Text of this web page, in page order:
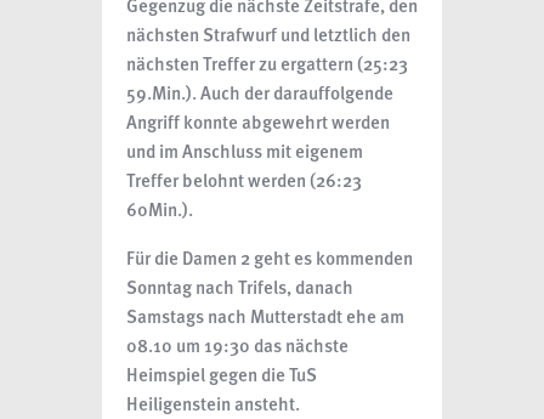
nächsten Strafwurf und letztlich den
nächsten Treffer zu ergattern (25:23
59.Min.). Auch der darauffolgende
Angriff konnte abgewehrt werden
und im Anschluss mit eigenem
Treffer belohnt werden (26:23
60Min.).
Für die Damen 2 geht es kommenden
Sonntag nach Trifels, danach
Samstags nach Mutterstadt ehe am
08.10 um 19:30 das nächste
Heimspiel gegen die TuS
Heiligenstein ansteht.